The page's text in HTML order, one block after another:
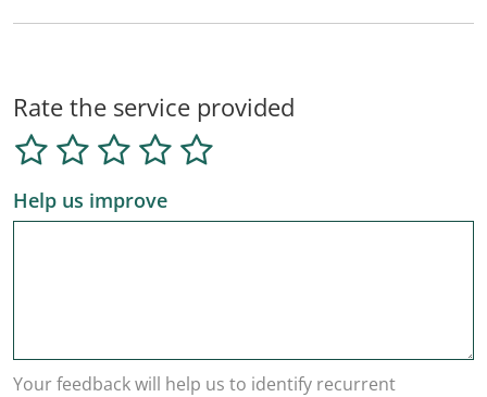
Rate the service provided
Help us improve
Your feedback will help us to identify recurrent